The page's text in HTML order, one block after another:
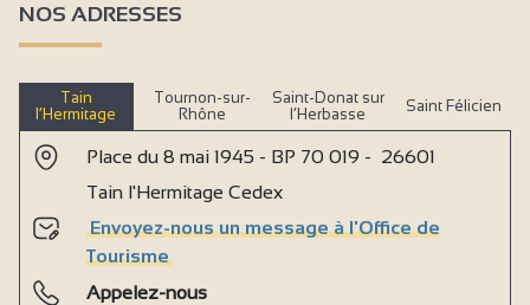
NOS ADRESSES
Tain
l’Hermitage
Tournon-sur-
Rhône
Saint-Donat sur
l’Herbasse
Saint Félicien
Place du 8 mai 1945 - BP 70 019 - 26601
Tain l'Hermitage Cedex
Envoyez-nous un message à l'Office de
Tourisme
Appelez-nous